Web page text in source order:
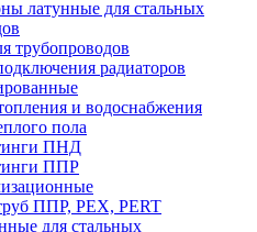
латунные для стальных
трубопроводов
радиаторов
и водоснабжения
пола
ПНД
ППР
ППР, PEX, PERT
для стальных